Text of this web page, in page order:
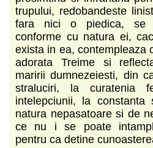
trupului, redobandeste
fara nici o piedica, se
conforme cu natura ei,
exista in ea, contempleaza
adorata Treime si
maririi dumnezeiesti, din
straluciri, la curatenia
intelepciunii, la
natura nepasatoare si de
ce nu i se poate
pentru ca detine